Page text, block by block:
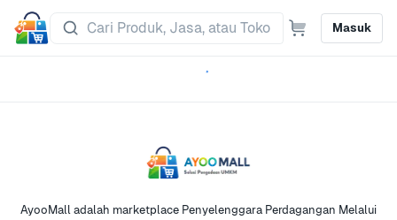
Masuk
AyooMall adalah marketplace Penyelenggara Perdagangan Melalui